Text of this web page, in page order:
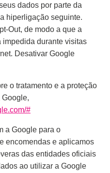
dados por parte da
hiperligação seguinte.
Out, de modo a que a
impedida durante visitas
Desativar Google
o tratamento e a proteção
#
a Google para o
encomendas e aplicamos
das entidades oficiais
ao utilizar a Google